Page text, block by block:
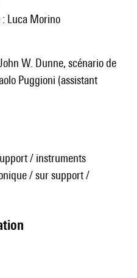
: Luca Morino
Puggioni (assistant
/ instruments
/ sur support /